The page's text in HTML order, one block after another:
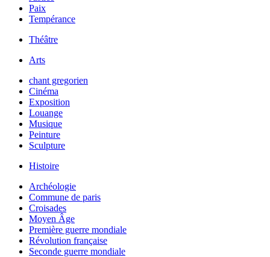
Paix
Tempérance
Théâtre
Arts
chant gregorien
Cinéma
Exposition
Louange
Musique
Peinture
Sculpture
Histoire
Archéologie
Commune de paris
Croisades
Moyen Âge
Première guerre mondiale
Révolution française
Seconde guerre mondiale